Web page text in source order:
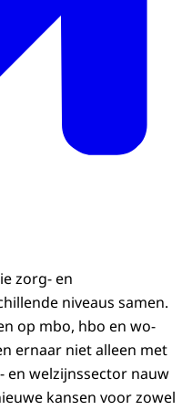
zorg- en
niveaus samen.
op mbo, hbo en wo-
ernaar niet alleen met
en welzijnssector nauw
kansen voor zowel